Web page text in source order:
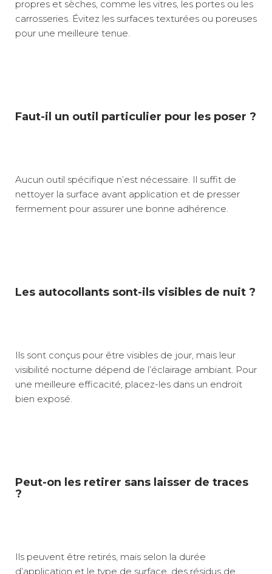
propres et sèches, comme les vitres, les portes ou les
carrosseries. Évitez les surfaces texturées ou poreuses
pour une meilleure tenue.
Faut-il un outil particulier pour les poser ?
Aucun outil spécifique n’est nécessaire. Il suffit de
nettoyer la surface avant application et de presser
fermement pour assurer une bonne adhérence.
Les autocollants sont-ils visibles de nuit ?
Ils sont conçus pour être visibles de jour, mais leur
visibilité nocturne dépend de l’éclairage ambiant. Pour
une meilleure efficacité, placez-les dans un endroit
bien exposé.
Peut-on les retirer sans laisser de traces
?
Ils peuvent être retirés, mais selon la durée
d’application et le type de surface, des résidus de